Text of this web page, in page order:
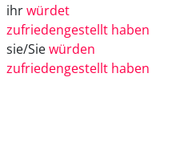
ihrwürdet
zufriedengestellt haben
sie/Siewürden
zufriedengestellt haben